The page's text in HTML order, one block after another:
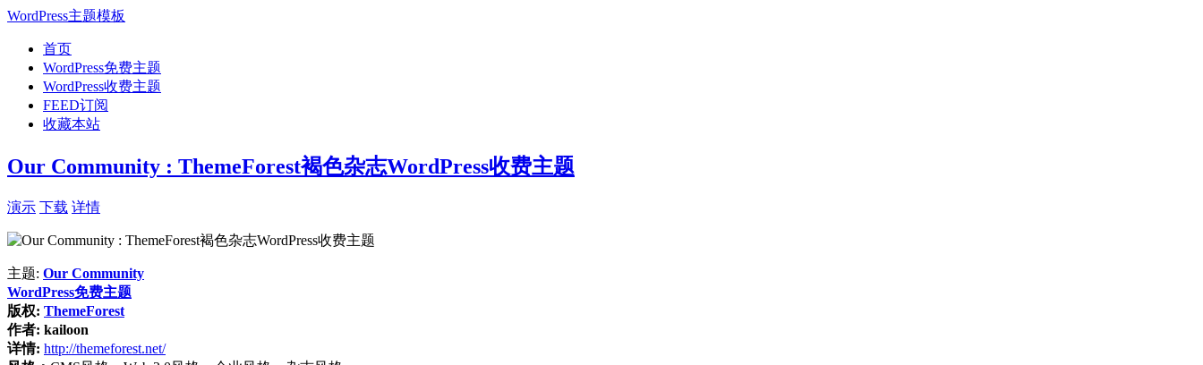
WordPress主题模板
首页
WordPress免费主题
WordPress收费主题
FEED订阅
收藏本站
Our Community : ThemeForest褐色杂志WordPress收费主题
演示 下载 详情
主题: Our Community
WordPress免费主题
版权: ThemeForest
作者: kailoon
详情: http://themeforest.net/